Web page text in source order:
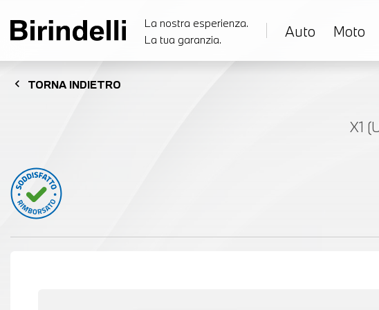
La nostra esperienza.
La tua garanzia.
Auto Moto
chevron_left TORNA INDIETRO
X1